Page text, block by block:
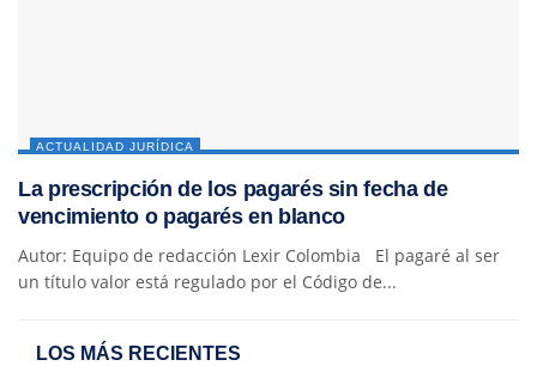
ACTUALIDAD JURÍDICA
La prescripción de los pagarés sin fecha de
vencimiento o pagarés en blanco
Autor: Equipo de redacción Lexir Colombia El pagaré al ser
un título valor está regulado por el Código de...
LOS MÁS RECIENTES